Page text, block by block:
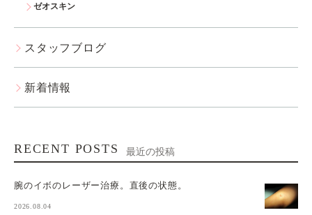
ゼオスキン
スタッフブログ
新着情報
RECENT POSTS 最近の投稿
腕のイボのレーザー治療。直後の状態。
2026.08.04